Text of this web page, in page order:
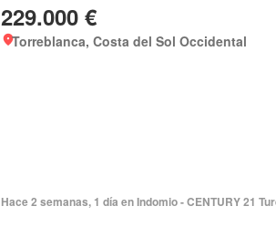
229.000 €
Torreblanca, Costa del Sol Occidental
Hace 2 semanas, 1 día en Indomio - CENTURY 21